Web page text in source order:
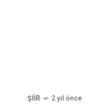
ŞIIR 2 yıl önce